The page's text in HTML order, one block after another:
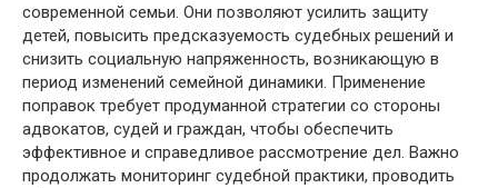
современной семьи. Они позволяют усилить защиту
детей, повысить предсказуемость судебных решений и
снизить социальную напряженность, возникающую в
период изменений семейной динамики. Применение
поправок требует продуманной стратегии со стороны
адвокатов, судей и граждан, чтобы обеспечить
эффективное и справедливое рассмотрение дел. Важно
продолжать мониторинг судебной практики, проводить